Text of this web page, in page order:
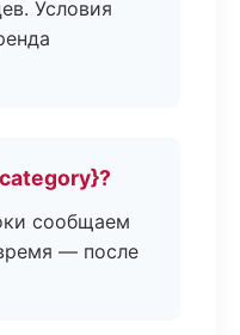
Условия
сообщаем
— после